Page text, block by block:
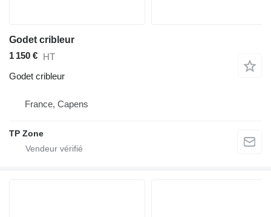
Godet cribleur
1 150 € HT
Godet cribleur
France, Capens
TP Zone